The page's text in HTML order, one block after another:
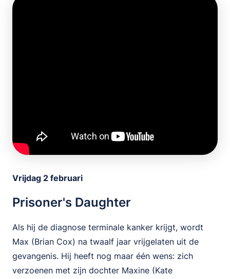
Vrijdag 2 februari
Prisoner's Daughter
Als hij de diagnose terminale kanker krijgt, wordt
Max (Brian Cox) na twaalf jaar vrijgelaten uit de
gevangenis. Hij heeft nog maar één wens: zich
verzoenen met zijn dochter Maxine (Kate